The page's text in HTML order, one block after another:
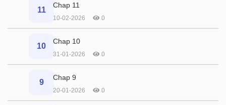
11
Chap 11
10-02-2026 0
10
Chap 10
31-01-2026 0
9
Chap 9
20-01-2026 0